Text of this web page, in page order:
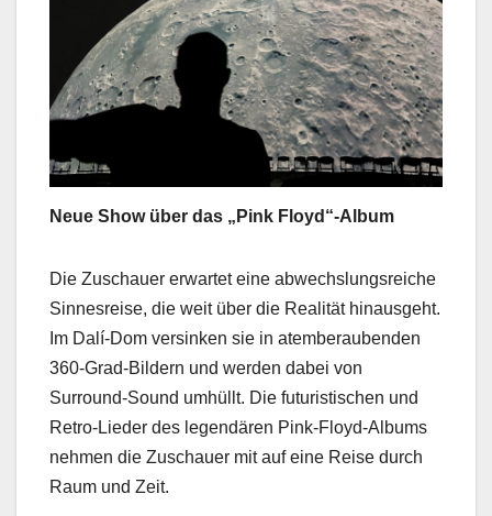
Neue Show über das „Pink Floyd“-Album
Die Zuschauer erwartet eine abwechslungsreiche
Sinnesreise, die weit über die Realität hinausgeht.
Im Dalí-Dom versinken sie in atemberaubenden
360-Grad-Bildern und werden dabei von
Surround-Sound umhüllt. Die futuristischen und
Retro-Lieder des legendären Pink-Floyd-Albums
nehmen die Zuschauer mit auf eine Reise durch
Raum und Zeit.